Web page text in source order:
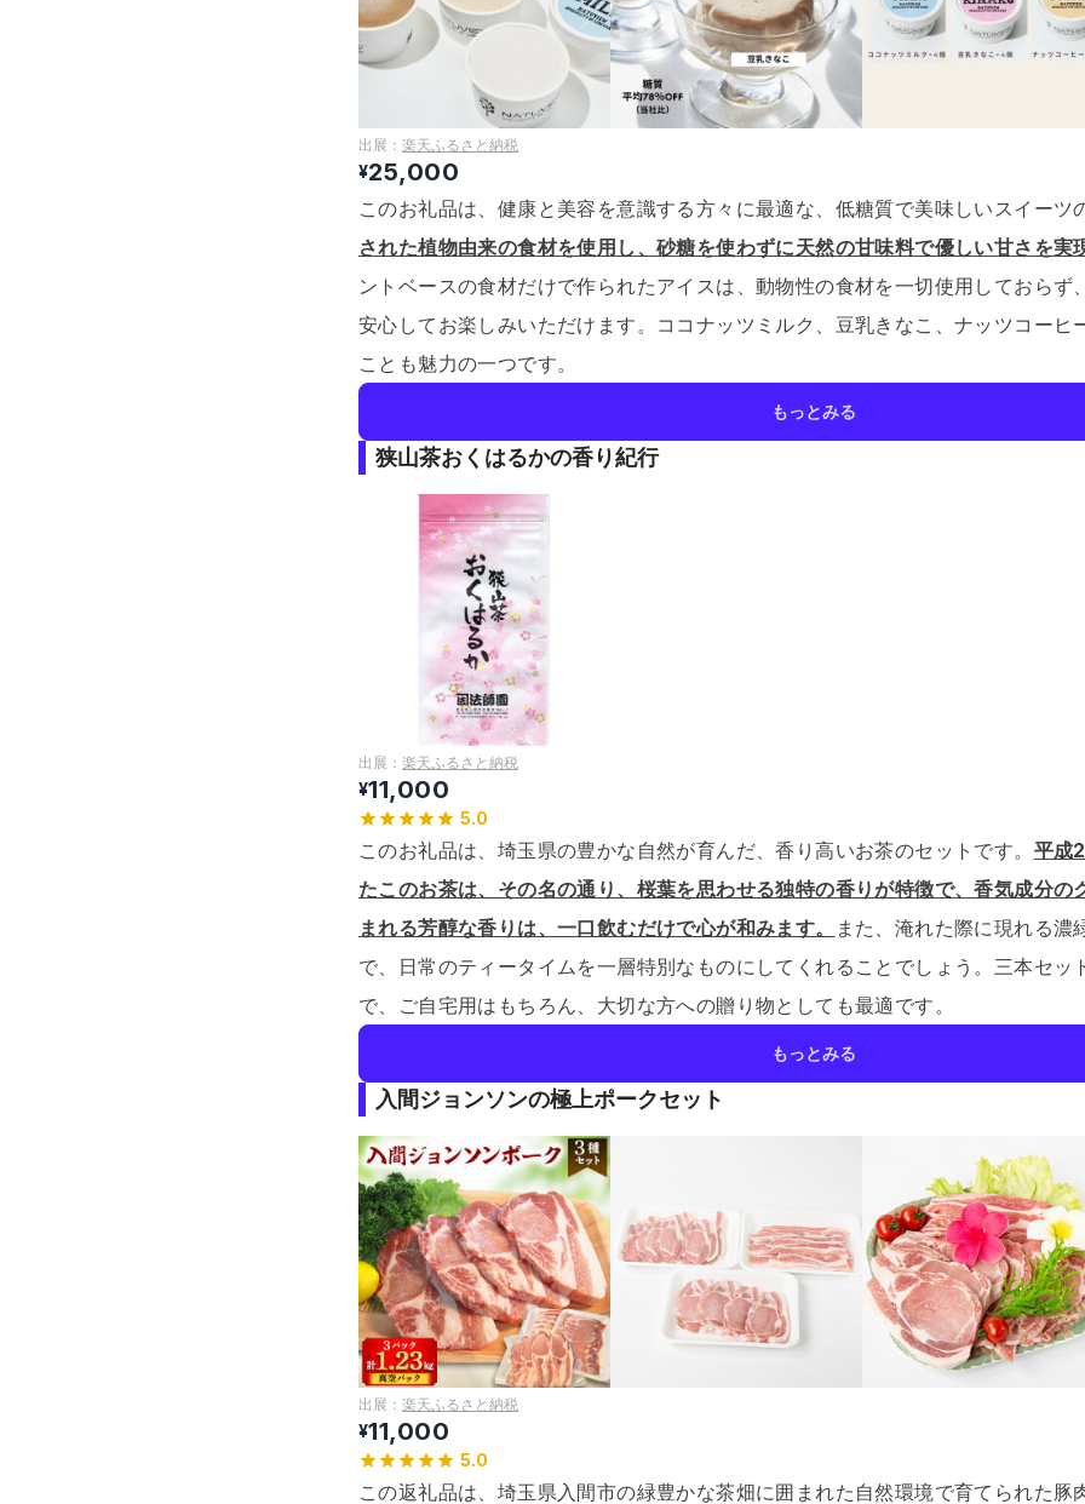
出展： 楽天ふるさと納税
¥25,000
このお礼品は、健康と美容を意識する方々に最適な、低糖質で美味しいスイーツ
された植物由来の食材を使用し、砂糖を使わずに天然の甘味料で優しい甘さを実
ントベースの食材だけで作られたアイスは、動物性の食材を一切使用しておらず
安心してお楽しみいただけます。 ココナッツミルク、豆乳きなこ、ナッツコーヒ
ことも魅力の一つです。
もっとみる
狭山茶おくはるかの香り紀行
出展： 楽天ふるさと納税
¥11,000
5.0
このお礼品は、埼玉県の豊かな自然が育んだ、香り高いお茶のセットです。 平成
たこのお茶は、その名の通り、桜葉を思わせる独特の香りが特徴で、香気成分の
まれる芳醇な香りは、一口飲むだけで心が和みます。
また、淹れた際に現れる濃
で、日常のティータイムを一層特別なものにしてくれることでしょう。 三本セッ
で、ご自宅用はもちろん、大切な方への贈り物としても最適です。
もっとみる
入間ジョンソンの極上ポークセット
出展： 楽天ふるさと納税
¥11,000
5.0
この返礼品は、埼玉県入間市の緑豊かな茶畑に囲まれた自然環境で育てられた豚